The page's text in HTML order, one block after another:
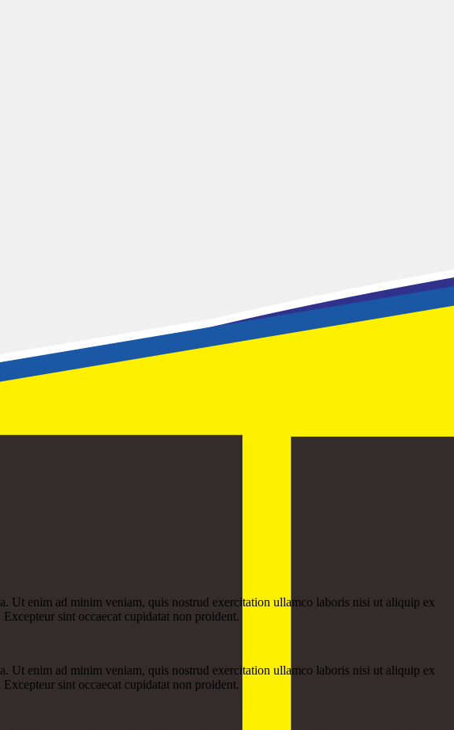
Ut enim ad minim veniam, quis nostrud exercitation ullamco laboris nisi ut aliquip ex
sint occaecat cupidatat non proident.
Ut enim ad minim veniam, quis nostrud exercitation ullamco laboris nisi ut aliquip ex
sint occaecat cupidatat non proident.